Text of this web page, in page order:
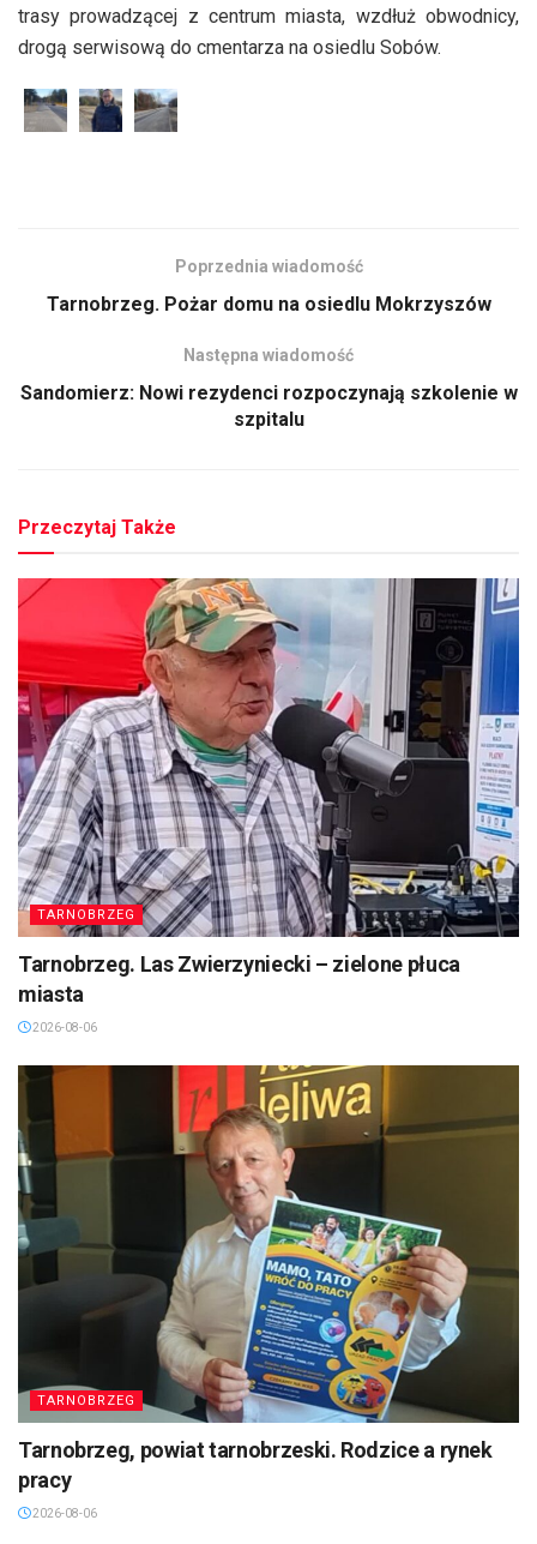
trasy prowadzącej z centrum miasta, wzdłuż obwodnicy,
drogą serwisową do cmentarza na osiedlu Sobów.
Poprzednia wiadomość
Tarnobrzeg. Pożar domu na osiedlu Mokrzyszów
Następna wiadomość
Sandomierz: Nowi rezydenci rozpoczynają szkolenie w
szpitalu
Przeczytaj Także
TARNOBRZEG
Tarnobrzeg. Las Zwierzyniecki – zielone płuca
miasta
2026-08-06
TARNOBRZEG
Tarnobrzeg, powiat tarnobrzeski. Rodzice a rynek
pracy
2026-08-06